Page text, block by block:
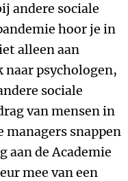
andere sociale
hoor je in
alleen aan
psychologen,
sociale
van mensen in
managers snappen
de Academie
mee van een